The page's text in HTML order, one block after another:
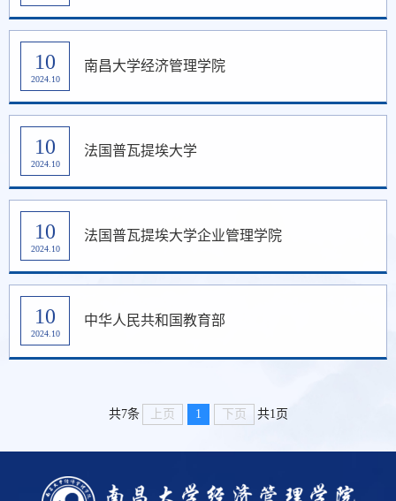
10
2024.10
南昌大学经济管理学院
10
2024.10
法国普瓦提埃大学
10
2024.10
法国普瓦提埃大学企业管理学院
10
2024.10
中华人民共和国教育部
共7条 上页 1 下页 共1页